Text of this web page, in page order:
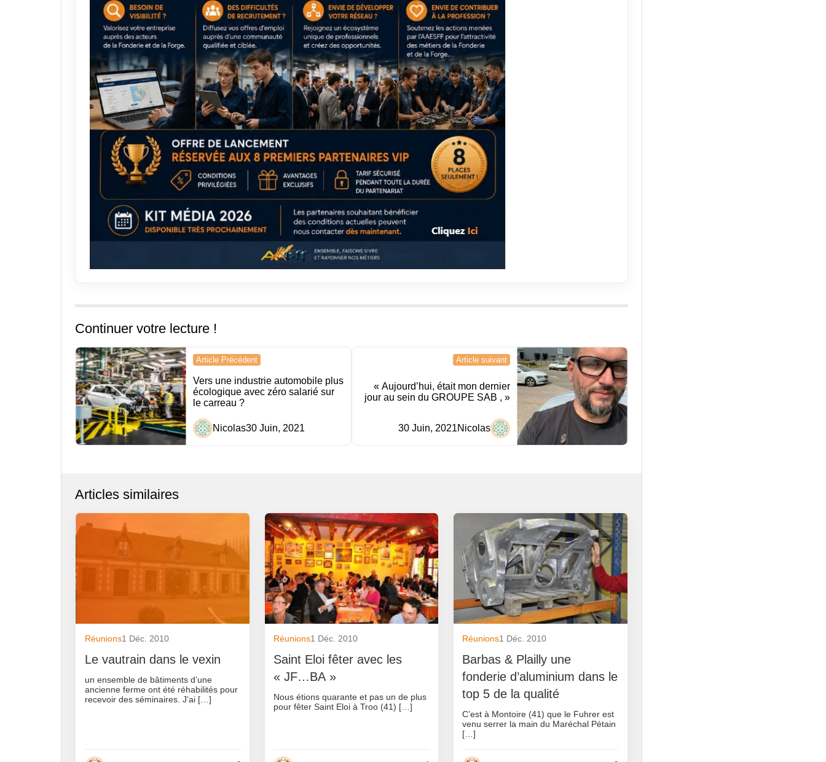
Continuer votre lecture !
Navigation
de
l’article
Article Précédent
Vers une industrie automobile plus
écologique avec zéro salarié sur
le carreau ?
Nicolas30 Juin, 2021
Article suivant
« Aujourd’hui, était mon dernier
jour au sein du GROUPE SAB , »
Nicolas
30 Juin, 2021
Articles similaires
Réunions1 Déc. 2010
Le vautrain dans le vexin
un ensemble de bâtiments d’une
ancienne ferme ont été réhabilités pour
recevoir des séminaires. J’ai […]
Réunions1 Déc. 2010
Saint Eloi fêter avec les
« JF…BA »
Nous étions quarante et pas un de plus
pour fêter Saint Eloi à Troo (41) […]
Réunions1 Déc. 2010
Barbas & Plailly une
fonderie d’aluminium dans le
top 5 de la qualité
C’est à Montoire (41) que le Fuhrer est
venu serrer la main du Maréchal Pétain
[…]